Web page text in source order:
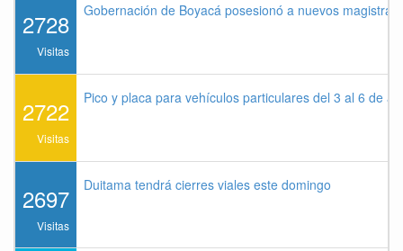
2728
Visitas
Gobernación de Boyacá posesionó a nuevos
2722
Visitas
Pico y placa para vehículos particulares del 3 al 6 de
2697
Visitas
Duitama tendrá cierres viales este domingo